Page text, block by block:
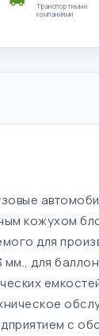
Транспортными
компаниями
кожухом
для
для
с